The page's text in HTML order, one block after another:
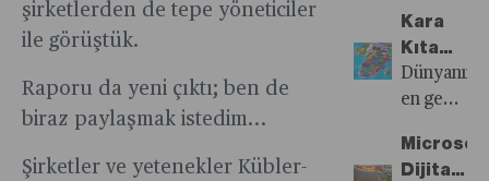
şirketlerden de tepe yöneticiler
ile görüştük.
Raporu da yeni çıktı; ben de
biraz paylaşmak istedim…
Şirketler ve yetenekler Kübler-
olmadan
çalışan
kişi
sayısını
artıran
günübirlik
halükarda
geliyorsa;
iskontolar
kurumsal
talep
yazdı...
2022
Rusya-
Ukrayna
savaşının
başlangıç
yılı altın
Kara
Kıta
Seçiyor
Dünyanın
en genç
Dijital